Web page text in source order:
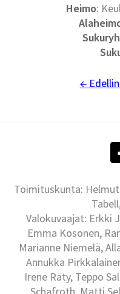
Heimo:
←
Toimituskunta:
Valokuvaajat: Erkki
Emma Kosonen,
Marianne Niemelä,
Annukka
Irene Räty, Teppo